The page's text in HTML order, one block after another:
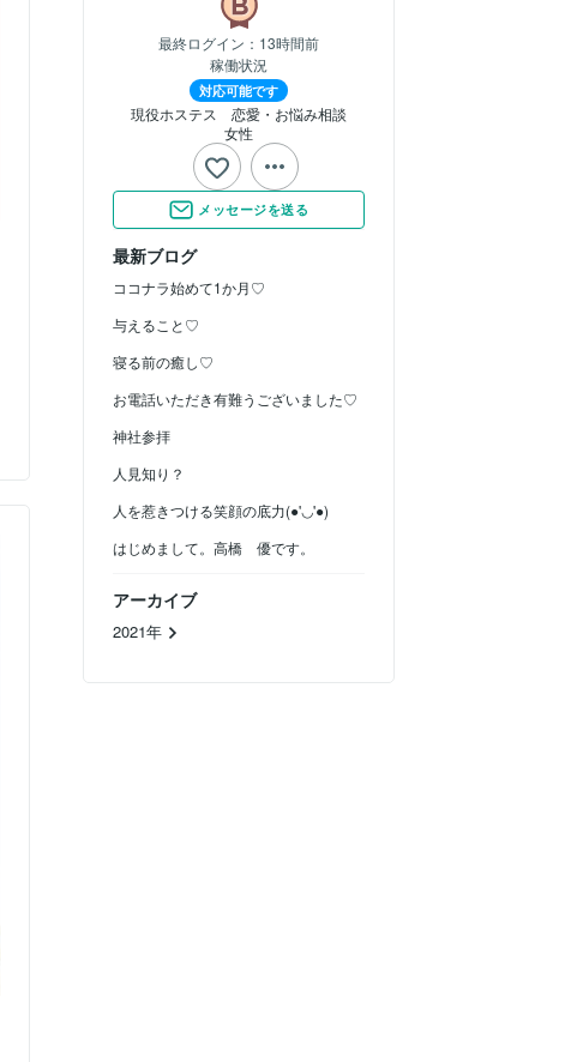
最終ログイン： 13時間前
稼働状況
対応可能です
現役ホステス　恋愛・お悩み相談
女性
メッセージを送る
最新ブログ
ココナラ始めて1か月♡
与えること♡
寝る前の癒し♡
お電話いただき有難うございました♡
神社参拝
人見知り？
人を惹きつける笑顔の底力(●'◡'●)
はじめまして。高橋 優です。
アーカイブ
2021年